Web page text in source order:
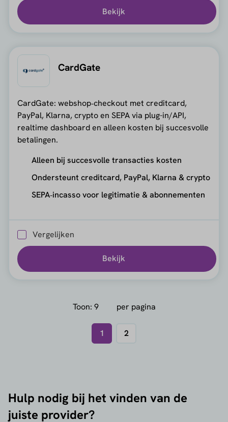
Bekijk
CardGate
CardGate: webshop‑checkout met creditcard,
PayPal, Klarna, crypto en SEPA via plug-in/API,
realtime dashboard en alleen kosten bij succesvolle
betalingen.
Alleen bij succesvolle transacties kosten
Ondersteunt creditcard, PayPal, Klarna & crypto
SEPA‑incasso voor legitimatie & abonnementen
Vergelijken
Bekijk
Toon: per pagina
1 2
Hulp nodig bij het vinden van de
juiste provider?